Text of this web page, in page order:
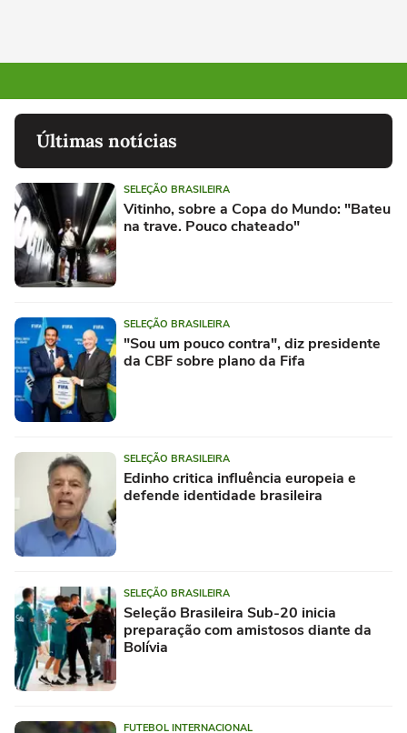
Últimas notícias
SELEÇÃO BRASILEIRA
Vitinho, sobre a Copa do Mundo: "Bateu
na trave. Pouco chateado"
SELEÇÃO BRASILEIRA
"Sou um pouco contra", diz presidente
da CBF sobre plano da Fifa
SELEÇÃO BRASILEIRA
Edinho critica influência europeia e
defende identidade brasileira
SELEÇÃO BRASILEIRA
Seleção Brasileira Sub-20 inicia
preparação com amistosos diante da
Bolívia
FUTEBOL INTERNACIONAL